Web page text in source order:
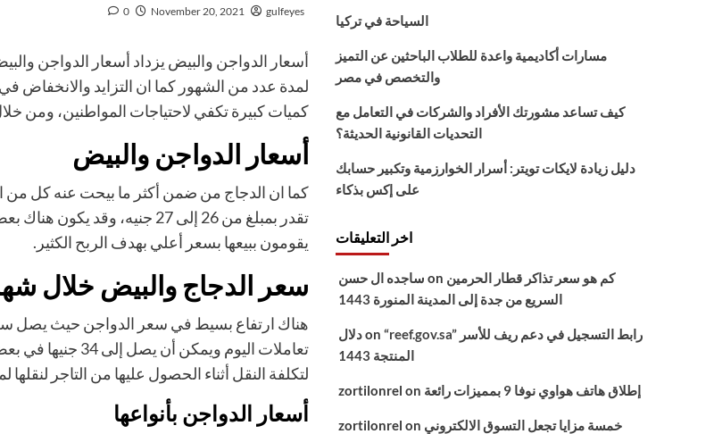
gulfeyes
November 20, 2021
0
أسعار الدواجن والبيض يزداد أسعار الدواجن
لمدة عدد من الشهور كما ان التزايد والانخفاض
كميات كبيرة تكفي لاحتياجات المواطنين، ومن
أسعار الدواجن والبيض
كما ان الدجاج من ضمن أكثر ما بيحت عنه كل من
تقدر بمبلغ من 26 إلى 27
يقومون ببيعها بسعر أعلي بهدف الربح الكثير.
سعر الدجاج والبيض خلال
تعاملات اليوم
لتكلفة النقل أثناء الحصول عليها من التاجر لنقلها
أسعار الدواجن بأنواعها
السياحة في تركيا
مسارات أكاديمية واعدة للطلاب الباحثين عن التميز
والتخصص في مصر
كيف تساعد مشورتك الأفراد والشركات في التعامل مع
التحديات القانونية الحديثة؟
دليل زيادة لايكات تويتر: أسرار الخوارزمية وتكبير حسابك
على إكس بذكاء
اخر التعليقات
ساجده ال حسن on كم هو سعر تذاكر قطار الحرمين
السريع من جدة إلى المدينة المنورة 1443
دلالon “reef.gov.sa” رابط التسجيل في دعم ريف للأسر
المنتجة 1443
zortilonrel on إطلاق هاتف هواوي نوفا 9 بمميزات رائعة
zortilonrel on خمسة مزايا تجعل التسوق الالكتروني